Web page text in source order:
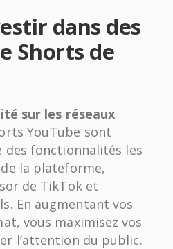
dans des
Shorts de
sur les réseaux
YouTube sont
des fonctionnalités les
la plateforme,
de TikTok et
En augmentant vos
vous maximisez vos
l’attention du public.